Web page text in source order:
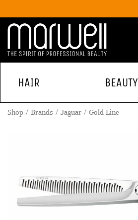
HAIR BEAUTY
Shop Brands Jaguar Gold Line